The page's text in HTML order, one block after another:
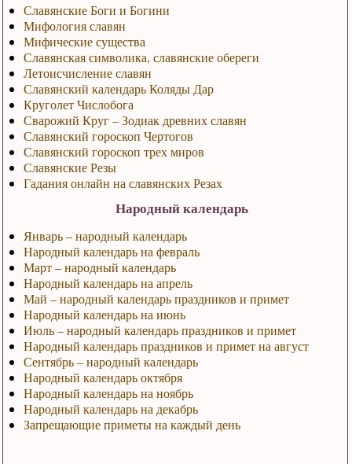
Славянские Боги и Богини
Мифология славян
Мифические существа
Славянская символика, славянские обереги
Летоисчисление славян
Славянский календарь Коляды Дар
Круголет Числобога
Сварожий Круг – Зодиак древних славян
Славянский гороскоп Чертогов
Славянский гороскоп трех миров
Славянские Резы
Гадания онлайн на славянских Резах
Народный календарь
Январь – народный календарь
Народный календарь на февраль
Март – народный календарь
Народный календарь на апрель
Май – народный календарь праздников и примет
Народный календарь на июнь
Июль – народный календарь праздников и примет
Народный календарь праздников и примет на август
Сентябрь – народный календарь
Народный календарь октября
Народный календарь на ноябрь
Народный календарь на декабрь
Запрещающие приметы на каждый день